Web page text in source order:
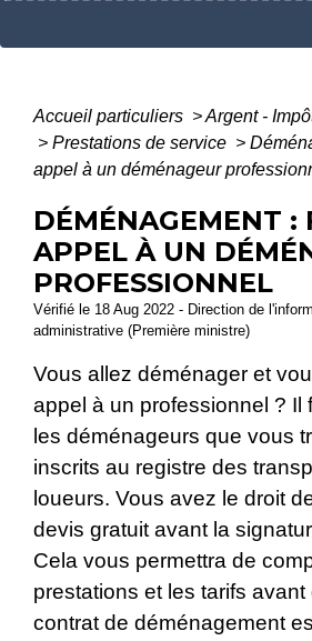
Accueil particuliers >Argent -
> Prestations de service >
appel à un déménageur
DÉMÉNAGEMENT :
APPEL À UN
PROFESSIONNEL
Vérifié le 18 Aug 2022 - Direction de
administrative (Première ministre)
Vous allez déménager et
appel à un professionnel ? Il
les déménageurs que vous
inscrits au registre des
loueurs. Vous avez le droit
devis gratuit avant la
Cela vous permettra de
prestations et les tarifs avant
contrat de déménagement